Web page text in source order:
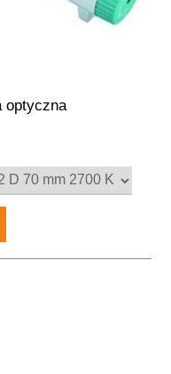
optyczna